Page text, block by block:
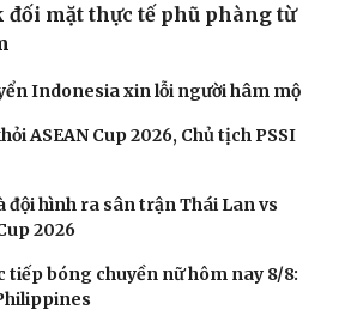
đối mặt thực tế phũ phàng từ
Indonesia xin lỗi người hâm mộ
ASEAN Cup 2026, Chủ tịch PSSI
đội hình ra sân trận Thái Lan vs
2026
tiếp bóng chuyền nữ hôm nay 8/8: